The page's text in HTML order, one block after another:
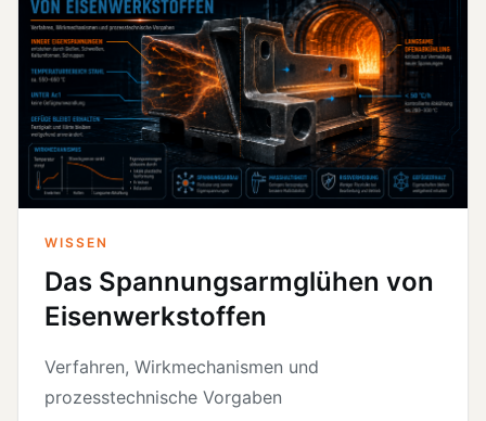
WISSEN
Das Spannungsarmglühen von
Eisenwerkstoffen
Verfahren, Wirkmechanismen und
prozesstechnische Vorgaben